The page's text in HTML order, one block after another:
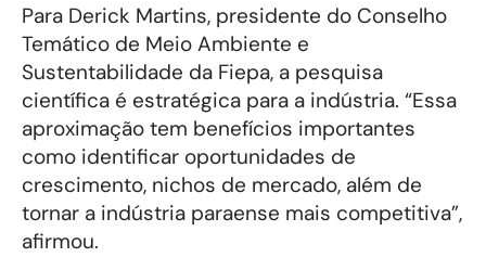
Para Derick Martins, presidente do Conselho
Temático de Meio Ambiente e
Sustentabilidade da Fiepa, a pesquisa
científica é estratégica para a indústria. “Essa
aproximação tem benefícios importantes
como identificar oportunidades de
crescimento, nichos de mercado, além de
tornar a indústria paraense mais competitiva”,
afirmou.